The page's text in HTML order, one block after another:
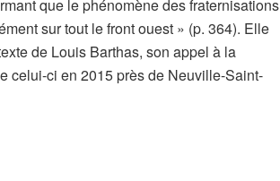
que le phénomène des fraternisations
sur tout le front ouest » (p. 364). Elle
de Louis Barthas, son appel à la
celui-ci en 2015 près de Neuville-Saint-